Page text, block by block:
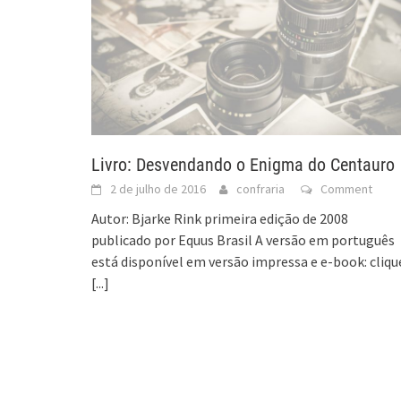
Livro: Desvendando o Enigma do Centauro
2 de julho de 2016 confraria Comment
Autor: Bjarke Rink primeira edição de 2008
publicado por Equus Brasil A versão em português
está disponível em versão impressa e e-book:
[...]